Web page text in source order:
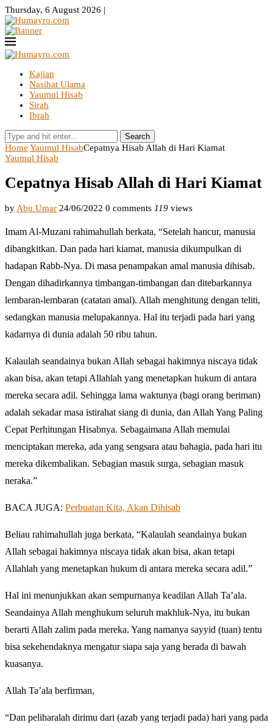
Thursday, 6 August 2026 |
Kajian
Nasihat Ulama
Yaumul Hisab
Sirah
Ibrah
Search
Home Yaumul HisabCepatnya Hisab Allah di Hari Kiamat
Yaumul Hisab
Cepatnya Hisab Allah di Hari Kiamat
by Abu Umar 24/06/2022 0 comments 119 views
Imam Al-Muzani rahimahullah berkata, “Setelah hancur, manusia
dibangkitkan. Dan pada hari kiamat, manusia dikumpulkan di
hadapan Rabb-Nya. Di masa penampakan amal manusia dihisab.
Dengan dihadirkannya timbangan-timbangan dan ditebarkannya
lembaran-lembaran (catatan amal). Allah menghitung dengan teliti,
sedangkan manusia melupakannya. Hal itu terjadi pada hari yang
kadarnya di dunia adalah 50 ribu tahun.
Kalaulah seandainya bukan Allah sebagai hakimnya niscaya tidak
akan bisa, akan tetapi Allahlah yang menetapkan hukum di antara
mereka secara adil. Sehingga lama waktunya (bagi orang beriman)
adalah sekadar masa istirahat siang di dunia, dan Allah Yang Paling
Cepat Perhitungan Hisabnya. Sebagaimana Allah memulai
menciptakan mereka, ada yang sengsara atau bahagia, pada hari itu
mereka dikembalikan. Sebagian masuk surga, sebagian masuk
neraka.”
BACA JUGA: Perbuatan Kita, Akan Dihisab
Beliau rahimahullah juga berkata, “Kalaulah seandainya bukan
Allah sebagai hakimnya niscaya tidak akan bisa, akan tetapi
Allahlah yang menetapkan hukum di antara mereka secara adil.”
Hal ini menunjukkan akan sempurnanya keadilan Allah Ta’ala.
Seandainya Allah menghukum seluruh makhluk-Nya, itu bukan
berarti Allah zalim pada mereka. Yang namanya sayyid (tuan) tentu
bisa sekehendaknya mengatur siapa saja yang berada di bawah
kuasanya.
Allah Ta’ala berfirman,
“Dan peliharalah dirimu dari (azab yang terjadi pada) hari yang pada